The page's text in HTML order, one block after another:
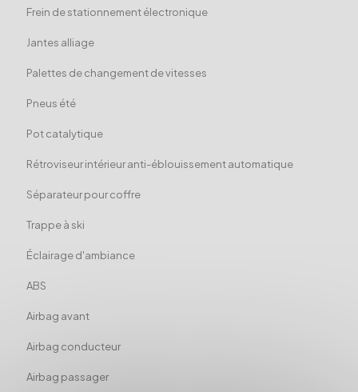
Frein de stationnement électronique
Jantes alliage
Palettes de changement de vitesses
Pneus été
Pot catalytique
Rétroviseur intérieur anti-éblouissement automatique
Séparateur pour coffre
Trappe à ski
Éclairage d'ambiance
ABS
Airbag avant
Airbag conducteur
Airbag passager